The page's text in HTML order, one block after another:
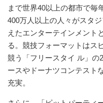
まで世界40以上の都市で毎
400万人以上の人々がスタ
えたエンターテインメント
る。競技フォーマットはス
競う「フリースタイ ル」の
ースやドーナツコンテスト
充実。